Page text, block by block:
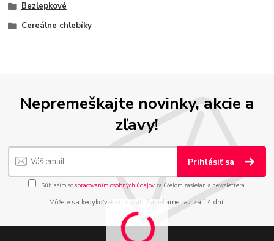
Bezlepkové
Cereálne chlebíky
Nepremeškajte novinky, akcie a
zľavy!
Prihlásiť sa
Súhlasím sospracovaním osobných údajov za účelom zasielania newslettera.
Môžete sa kedykoľvek odhlásiť. Zasielame raz za 14 dní.